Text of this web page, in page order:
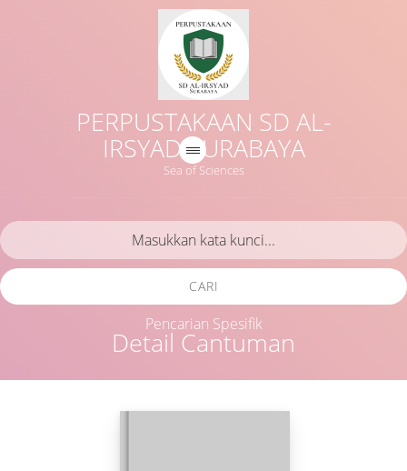
PERPUSTAKAAN SD AL-
IRSYAD SURABAYA
Sea of Sciences
Detail Cantuman
CARI
Pencarian Spesifik